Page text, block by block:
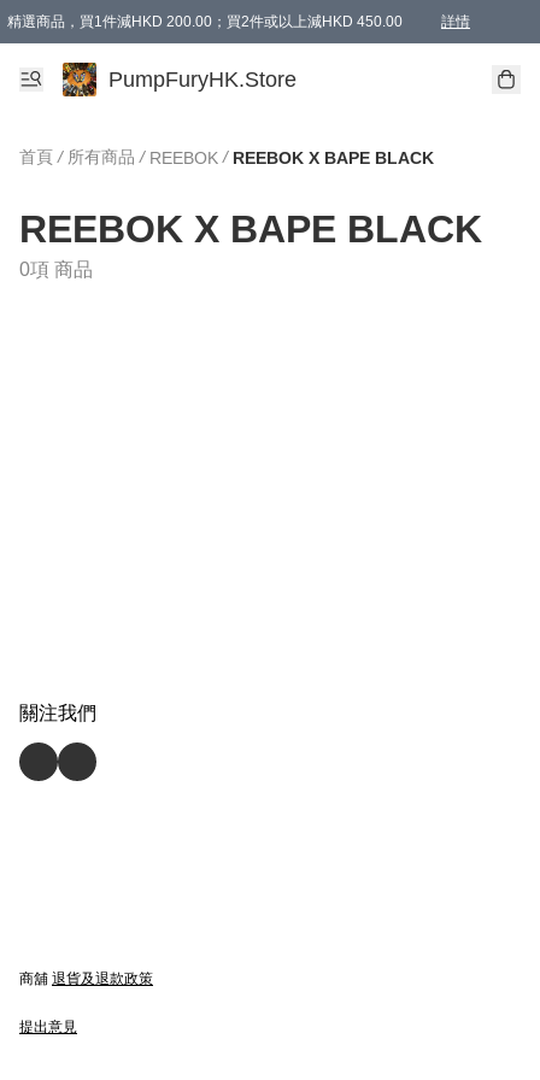
精選商品，買1件減HKD 200.00；買2件或以上減HKD 450.00 詳情
AAPE商品,會員專享9折或以上（按會員等級）AAPE products, members can
精選商品，任選買2件或以上減HKD 100.00
購物滿 HKD 800.00即享免運費優惠！（適用於 特定的送貨方式 )
PumpFuryHK.Store
首頁 / 所有商品 / REEBOK / REEBOK X BAPE BLACK
REEBOK X BAPE BLACK
0項 商品
關注我們
商舖 退貨及退款政策
提出意見